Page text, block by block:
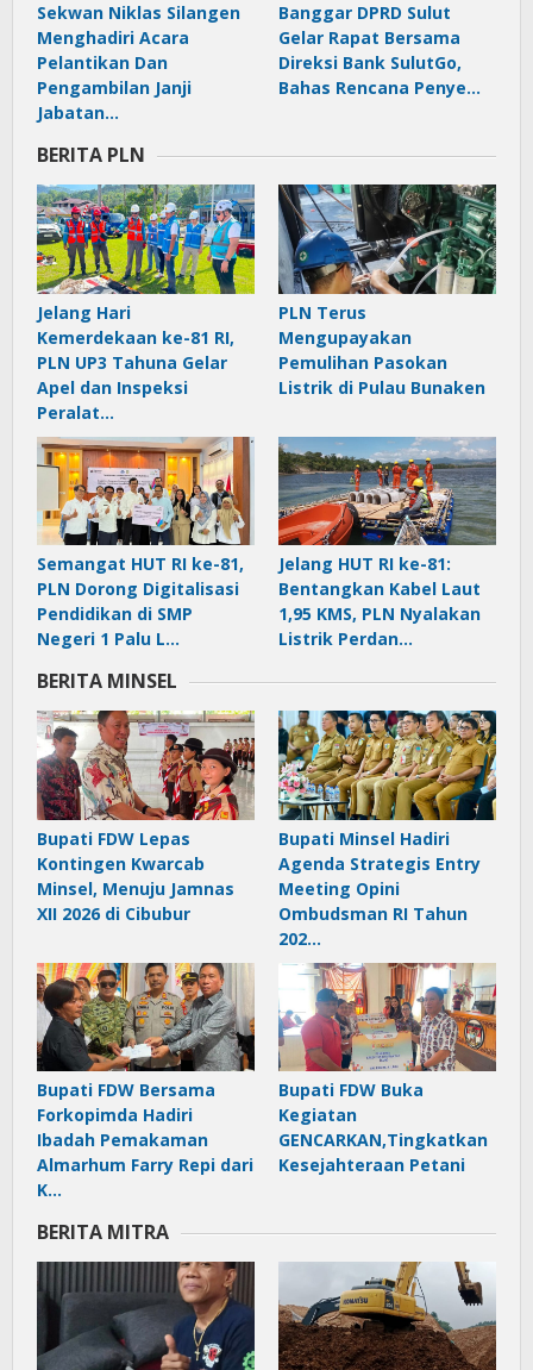
Sekwan Niklas Silangen
Menghadiri Acara
Pelantikan Dan
Pengambilan Janji
Jabatan…
Banggar DPRD Sulut
Gelar Rapat Bersama
Direksi Bank SulutGo,
Bahas Rencana Penye…
BERITA PLN
Jelang Hari
Kemerdekaan ke-81 RI,
PLN UP3 Tahuna Gelar
Apel dan Inspeksi
Peralat…
PLN Terus
Mengupayakan
Pemulihan Pasokan
Listrik di Pulau Bunaken
Semangat HUT RI ke-81,
PLN Dorong Digitalisasi
Pendidikan di SMP
Negeri 1 Palu L…
Jelang HUT RI ke-81:
Bentangkan Kabel Laut
1,95 KMS, PLN Nyalakan
Listrik Perdan…
BERITA MINSEL
Bupati FDW Lepas
Kontingen Kwarcab
Minsel, Menuju Jamnas
XII 2026 di Cibubur
Bupati Minsel Hadiri
Agenda Strategis Entry
Meeting Opini
Ombudsman RI Tahun
202…
Bupati FDW Bersama
Forkopimda Hadiri
Ibadah Pemakaman
Almarhum Farry Repi dari
K…
Bupati FDW Buka
Kegiatan
GENCARKAN,Tingkatkan
Kesejahteraan Petani
BERITA MITRA